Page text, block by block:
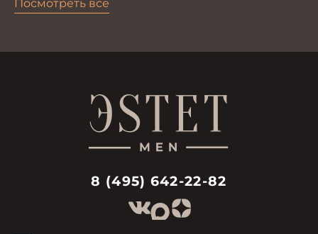
Посмотреть все
8 (495) 642-22-82